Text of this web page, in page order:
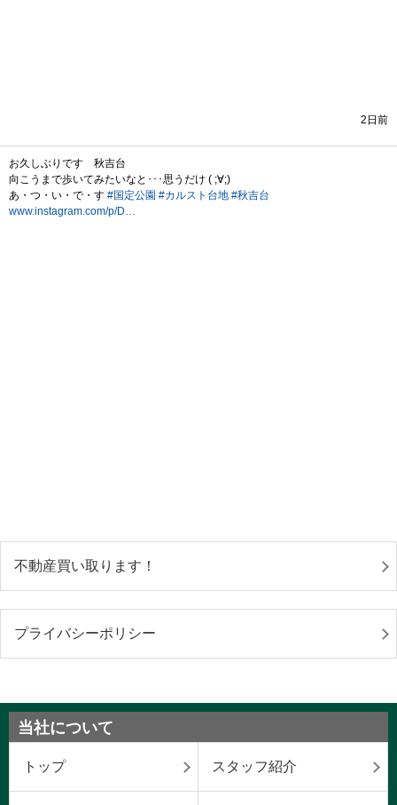
不動産買い取ります！
プライバシーポリシー
当社について
トップ スタッフ紹介